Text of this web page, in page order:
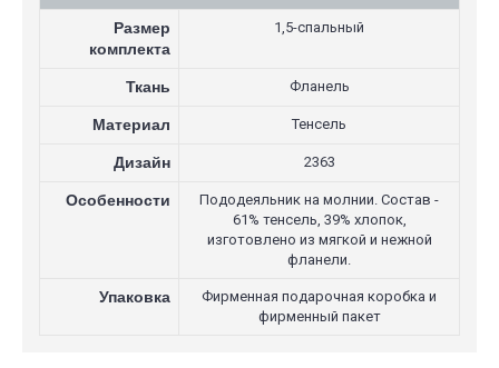
Размер
комплекта
1,5-спальный
Ткань Фланель
Материал Тенсель
Дизайн 2363
Особенности
Пододеяльник на молнии. Состав -
61% тенсель, 39% хлопок,
изготовлено из мягкой и нежной
фланели.
Упаковка
Фирменная подарочная коробка и
фирменный пакет